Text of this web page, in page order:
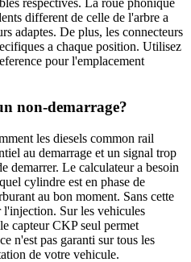
respectives. La roue phonique
different de celle de l'arbre a
adaptes. De plus, les connecteurs
a chaque position. Utilisez
pour l'emplacement
non-demarrage?
les diesels common rail
au demarrage et un signal trop
demarrer. Le calculateur a besoin
cylindre est en phase de
au bon moment. Sans cette
Sur les vehicules
capteur CKP seul permet
n'est pas garanti sur tous les
de votre vehicule.